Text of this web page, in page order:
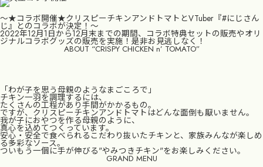
〜★コラボ開催★クリスピーチキンアンドトマトとVTuber『#にじさん
じ』とのコラボが決定！〜
2022年12月1日から12月末までの期間、コラボ特典セットの販売やオリ
ジナルコラボグッズの販売を実施！是非お見逃しなく！
ABOUT “CRISPY CHICKEN n’ TOMATO”
「わが子を思う母親のようなまごころで」
チキン一羽を調理するには、
たくさんの工程があり手間がかかるもの。
ですが、クリスピーチキンアンドトマトはどんな面倒も厭いません。
我が子におやつを作る母親のように、
真心を込めてつくっています。
安心・安全で食べられるこだわり抜いたチキンと、家族みんなが楽しめ
る多彩なソース。
ついもう一個に手が伸びる"やみつきチキン"をお楽しみください。
GRAND MENU